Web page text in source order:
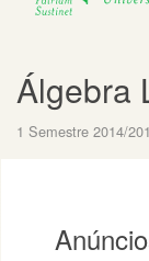
Álgebra
1 Semestre 2014/